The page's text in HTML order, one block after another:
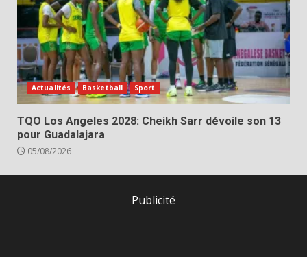
Actualités Basketball Sport
TQO Los Angeles 2028: Cheikh Sarr dévoile son 13
pour Guadalajara
05/08/2026
Publicité